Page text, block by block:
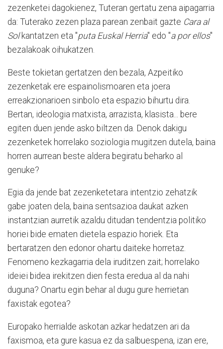
zezenketei dagokienez, Tuteran gertatu zena aipagarria
da: Tuterako zezen plaza parean zenbait gazte Cara al
Solkantatzen eta "puta Euskal Herria" edo "a por ellos"
bezalakoak oihukatzen.
Beste tokietan gertatzen den bezala, Azpeitiko
zezenketak ere espainolismoaren eta joera
erreakzionarioen sinbolo eta espazio bihurtu dira.
Bertan, ideologia matxista, arrazista, klasista... bere
egiten duen jende asko biltzen da. Denok dakigu
zezenketek horrelako soziologia mugitzen dutela, baina
horren aurrean beste aldera begiratu beharko al
genuke?
Egia da jende bat zezenketetara intentzio zehatzik
gabe joaten dela, baina sentsazioa daukat azken
instantzian aurretik azaldu ditudan tendentzia politiko
horiei bide ematen dietela espazio horiek. Eta
bertaratzen den edonor ohartu daiteke horretaz.
Fenomeno kezkagarria dela iruditzen zait; horrelako
ideiei bidea irekitzen dien festa eredua al da nahi
duguna? Onartu egin behar al dugu gure herrietan
faxistak egotea?
Europako herrialde askotan azkar hedatzen ari da
faxismoa, eta gure kasua ez da salbuespena, izan ere,